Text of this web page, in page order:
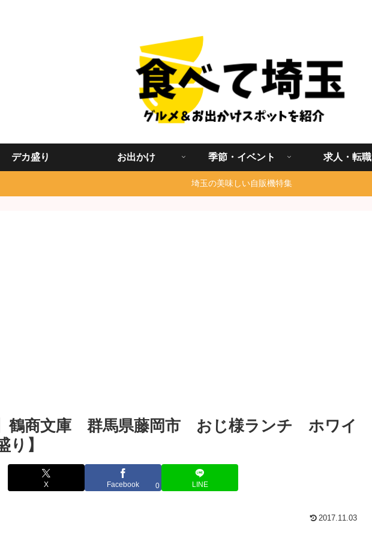
デカ盛り お出かけ 季節・イベント 求人・転職
埼玉の美味しい自販機特集
鶴商文庫 群馬県藤岡市 おじ様ランチ ホワイ
り】
X Facebook 0 LINE
2017.11.03